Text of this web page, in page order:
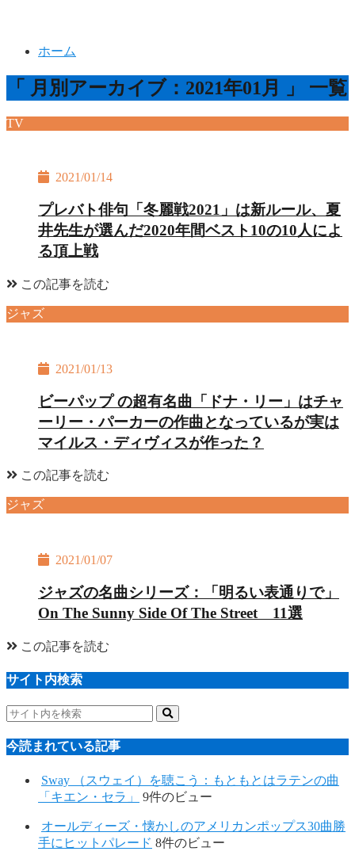
ホーム
「 月別アーカイブ：2021年01月 」 一覧
TV
2021/01/14
プレバト俳句「冬麗戦2021」は新ルール、夏
井先生が選んだ2020年間ベスト10の10人によ
る頂上戦
この記事を読む
ジャズ
2021/01/13
ビーパップ の超有名曲「ドナ・リー」はチャ
ーリー・パーカーの作曲となっているが実は
マイルス・ディヴィスが作った？
この記事を読む
ジャズ
2021/01/07
ジャズの名曲シリーズ：「明るい表通りで」
On The Sunny Side Of The Street 11選
この記事を読む
サイト内検索
今読まれている記事
Sway （スウェイ）を聴こう：もともとはラテンの曲
「キエン・セラ」
9件のビュー
オールディーズ・懐かしのアメリカンポップス30曲勝
手にヒットパレード 8件のビュー